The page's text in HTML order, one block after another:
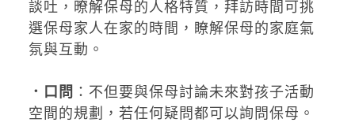
談吐，暸解保母的人格特質，拜訪時間可挑
選保母家人在家的時間，瞭解保母的家庭氣
氛與互動。
．口問 ：不但要與保母討論未來對孩子活動
空間的規劃，若任何疑問都可以詢問保母。